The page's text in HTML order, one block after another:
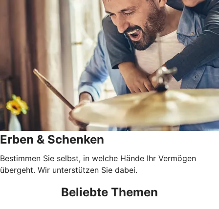
Erben & Schenken
Bestimmen Sie selbst, in welche Hände Ihr Vermögen
übergeht. Wir unterstützen Sie dabei.
Beliebte Themen